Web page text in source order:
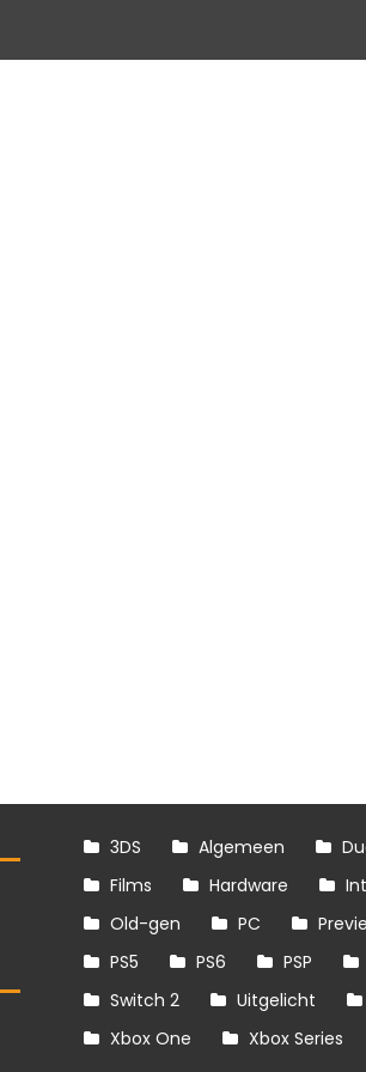
3DS Algemeen
Films
Hardware
Old-gen
PC
PS5
PS6 PSP
Switch 2
Uitgelicht
Xbox One
Xbox Series